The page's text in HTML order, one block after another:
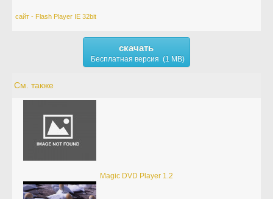
сайт - Flash Player IE 32bit
скачать
Бесплатная версия (1 MB)
См. также
Magic DVD Player 1.2